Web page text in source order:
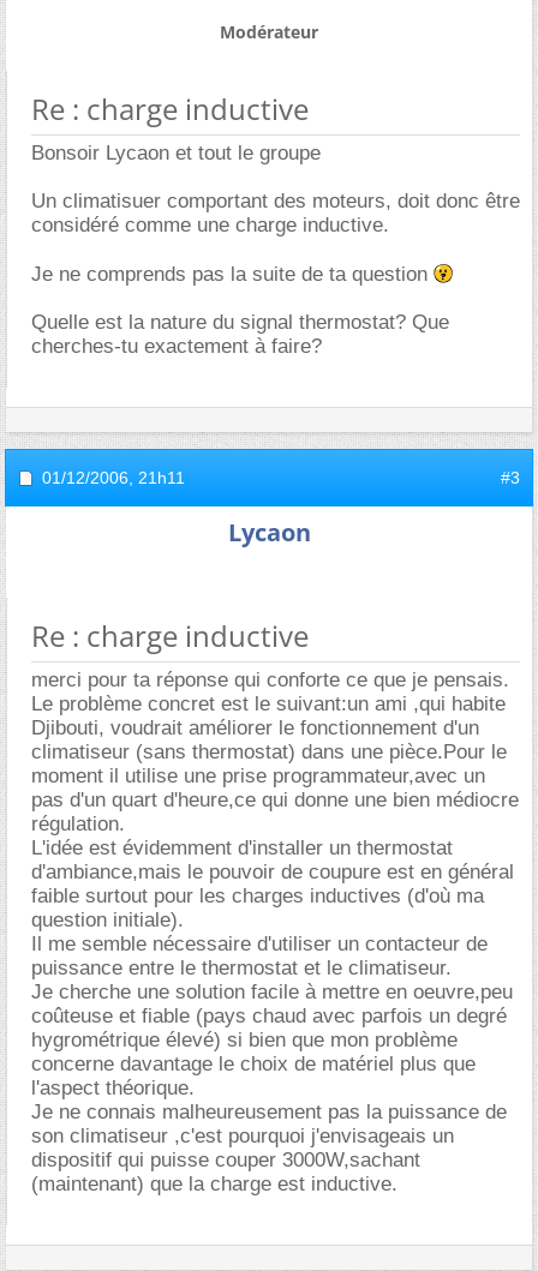
Modérateur
Re : charge inductive
Bonsoir Lycaon et tout le groupe
Un climatisuer comportant des moteurs, doit donc être
considéré comme une charge inductive.
Je ne comprends pas la suite de ta question
Quelle est la nature du signal thermostat? Que
cherches-tu exactement à faire?
01/12/2006, 21h11 #3
Lycaon
Re : charge inductive
merci pour ta réponse qui conforte ce que je pensais.
Le problème concret est le suivant:un ami ,qui habite
Djibouti, voudrait améliorer le fonctionnement d'un
climatiseur (sans thermostat) dans une pièce.Pour le
moment il utilise une prise programmateur,avec un
pas d'un quart d'heure,ce qui donne une bien médiocre
régulation.
L'idée est évidemment d'installer un thermostat
d'ambiance,mais le pouvoir de coupure est en général
faible surtout pour les charges inductives (d'où ma
question initiale).
Il me semble nécessaire d'utiliser un contacteur de
puissance entre le thermostat et le climatiseur.
Je cherche une solution facile à mettre en oeuvre,peu
coûteuse et fiable (pays chaud avec parfois un degré
hygrométrique élevé) si bien que mon problème
concerne davantage le choix de matériel plus que
l'aspect théorique.
Je ne connais malheureusement pas la puissance de
son climatiseur ,c'est pourquoi j'envisageais un
dispositif qui puisse couper 3000W,sachant
(maintenant) que la charge est inductive.